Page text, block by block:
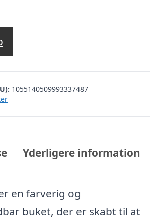
1055140509993337487
Yderligere information
en farverig og
buket, der er skabt til at